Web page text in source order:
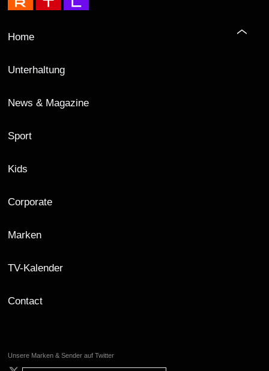
Home
Unterhaltung
News & Magazine
Sport
Kids
Corporate
Marken
TV-Kalender
Contact
Unsere Marken & Sender auf Twitter